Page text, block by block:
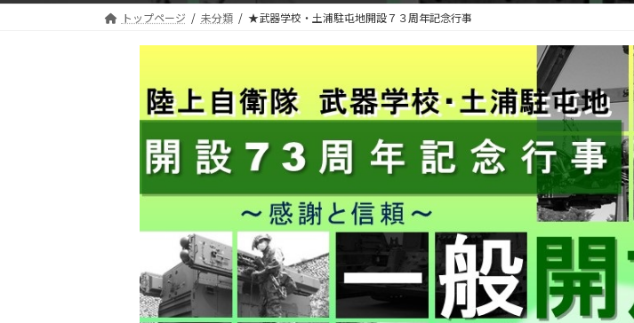
日
トップページ 未分類 ★武器学校・土浦駐屯地開設７３周年記念行事